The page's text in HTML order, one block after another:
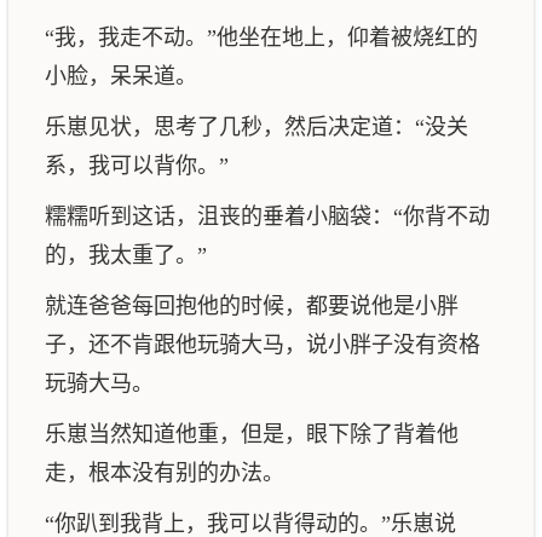
“我，我走不动。”他坐在地上，仰着被烧红的
小脸，呆呆道。
乐崽见状，思考了几秒，然后决定道：“没关
系，我可以背你。”
糯糯听到这话，沮丧的垂着小脑袋：“你背不动
的，我太重了。”
就连爸爸每回抱他的时候，都要说他是小胖
子，还不肯跟他玩骑大马，说小胖子没有资格
玩骑大马。
乐崽当然知道他重，但是，眼下除了背着他
走，根本没有别的办法。
“你趴到我背上，我可以背得动的。”乐崽说